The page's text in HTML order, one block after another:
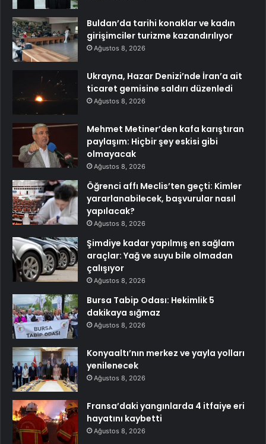
Buldan’da tarihi konaklar ve kadın
girişimciler turizme kazandırılıyor
Ağustos 8, 2026
Ukrayna, Hazar Denizi’nde İran’a ait
ticaret gemisine saldırı düzenledi
Ağustos 8, 2026
Mehmet Metiner’den kafa karıştıran
paylaşım: Hiçbir şey eskisi gibi
olmayacak
Ağustos 8, 2026
Öğrenci affı Meclis’ten geçti: Kimler
yararlanabilecek, başvurular nasıl
yapılacak?
Ağustos 8, 2026
Şimdiye kadar yapılmış en sağlam
araçlar: Yağ ve suyu bile olmadan
çalışıyor
Ağustos 8, 2026
Bursa Tabip Odası: Hekimlik 5
dakikaya sığmaz
Ağustos 8, 2026
Konyaaltı’nın merkez ve yayla yolları
yenilenecek
Ağustos 8, 2026
Fransa’daki yangınlarda 4 itfaiye eri
hayatını kaybetti
Ağustos 8, 2026